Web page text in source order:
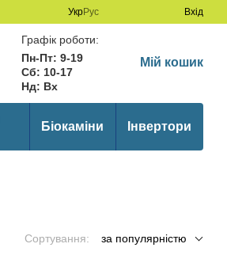
УкрРус Вхід
Графік роботи:
Пн-Пт: 9-19
Сб: 10-17
Нд: Вх
Мій кошик
Біокаміни Інвертори
Сортування: за популярністю